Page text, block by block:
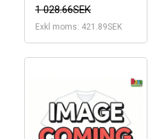
1 028.66SEK
Exkl moms: 421.89SEK